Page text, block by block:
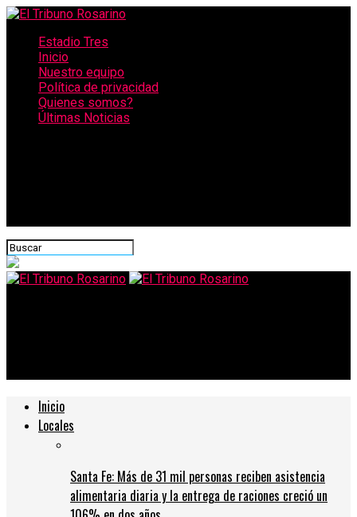
Estadio Tres
Inicio
Nuestro equipo
Política de privacidad
Quienes somos?
Últimas Noticias
Inicio
Locales
Santa Fe: Más de 31 mil personas reciben asistencia
alimentaria diaria y la entrega de raciones creció un